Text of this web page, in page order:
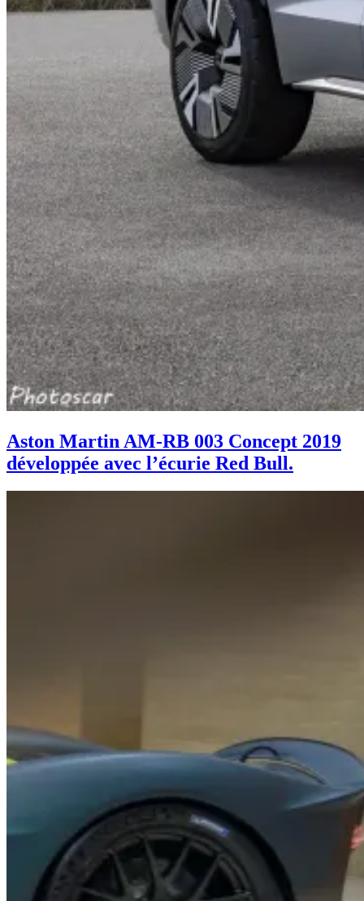
Aston Martin AM-RB 003 Concept 2019
développée avec l’écurie Red Bull.